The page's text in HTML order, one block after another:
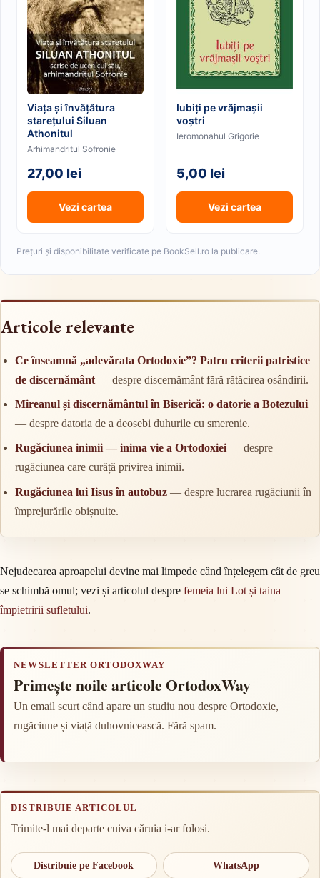
Viața și învățătura
starețului Siluan
Athonitul
Arhimandritul Sofronie
27,00 lei
Vezi cartea
Iubiți pe vrăjmașii
voștri
Ieromonahul Grigorie
5,00 lei
Vezi cartea
Prețuri și disponibilitate verificate pe BookSell.ro la publicare.
Articole relevante
Ce înseamnă „adevărata Ortodoxie”? Patru criterii patristice
de discernământ— despre discernământ fără rătăcirea osândirii.
Mireanul și discernământul în Biserică: o datorie a Botezului
— despre datoria de a deosebi duhurile cu smerenie.
Rugăciunea inimii — inima vie a Ortodoxiei— despre
rugăciunea care curăță privirea inimii.
Rugăciunea lui Iisus în autobuz— despre lucrarea rugăciunii în
împrejurările obișnuite.
Nejudecarea aproapelui devine mai limpede când înțelegem cât de greu
se schimbă omul; vezi și articolul despre femeia lui Lot și taina
împietririi sufletului.
NEWSLETTER ORTODOXWAY
Primește noile articole OrtodoxWay
Un email scurt când apare un studiu nou despre Ortodoxie,
rugăciune și viață duhovnicească. Fără spam.
DISTRIBUIE ARTICOLUL
Trimite-l mai departe cuiva căruia i-ar folosi.
Distribuie pe Facebook WhatsApp